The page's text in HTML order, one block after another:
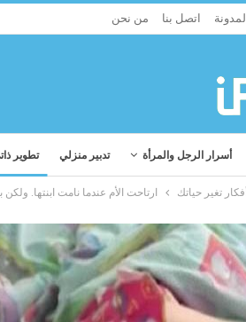
المدونة اتصل بنا من نحن
أسرار الرجل والمرأة تدبير منزلي تطوير
أفكار تغير حياتك ارتاحت الأم عندما نامت ابنتها.